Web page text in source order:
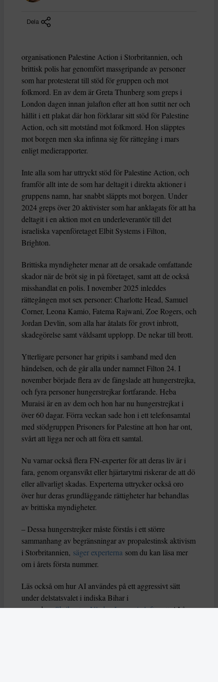
Dela
organisationen Palestine Action i Storbritannien, och
brittisk polis har genomfört massgripande av personer
som har protesterat till stöd för gruppen och mot
folkmord. En av dem är Greta Thunberg som greps i
London dagen innan julafton efter att hon suttit ner och
hållit i ett plakat där hon förklarar sitt stöd för Palestine
Action, och sitt motstånd mot folkmord. Hon släpptes
mot borgen men ska infinna sig för rättegång i mars
enligt medierapporter.
Inte alla som har uttryckt stöd för Palestine Action, och
framför allt inte de som har deltagit i direkta aktioner i
gruppens namn, har snabbt släppts mot borgen. Under
2024 greps över 20 aktivister som har anklagats för att ha
deltagit i en aktion mot en underleverantör till det
israeliska vapenföretaget Elbit Systems i Filton,
Brighton.
Brittiska myndigheter menar att de orsakade omfattande
skador när de bröt sig in på företaget, samt att de också
misshandlat en polis. I november 2025 inleddes
rättegången mot sex personer: Charlotte Head, Samuel
Corner, Leona Kamio, Fatema Rajwani, Zoe Rogers, och
Jordan Devlin, som alla har åtalats för grovt inbrott,
skadegörelse samt våldsamt upplopp. De nekar till brott.
Ytterligare personer har gripits i samband med den
händelsen, och de går alla under namnet Filton 24. I
november började flera av de fängslade att hungerstrejka,
och fyra personer hungerstrejkar fortfarande. Heba
Muraisi är en av dem och hon har nu hungerstrejkat i
över 60 dagar. Förra veckan sade hon i ett telefonsamtal
med stödgruppen Prisoners for Palestine att hon har ont,
svårt att ligga ner och att föra ett samtal.
Nu varnar också flera FN-experter för att deras liv är i
fara, genom organsvikt eller hjärtarytmi riskerar de att dö
eller allvarligt skadas. Experterna uttrycker också oro
över hur deras grundläggande rättigheter har behandlas
av brittiska myndigheter.
– Dessa hungerstrejker måste förstås i ett större
sammanhang av begränsningar av propalestinsk aktivism
i Storbritannien, säger experterna som du kan läsa mer
om i årets första nummer.
Läs också om hur AI användes på ett aggressivt sätt
under delstatsvalet i indiska Bihar i
november.Skribenten Vladan Lausevic lyfter attAI å